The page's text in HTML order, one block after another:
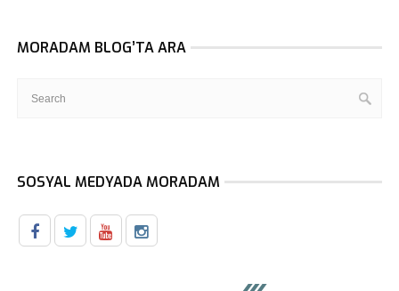
MORADAM BLOG’TA ARA
SOSYAL MEDYADA MORADAM